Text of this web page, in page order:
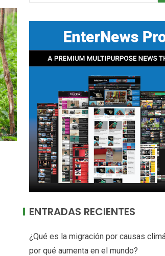
ENTRADAS RECIENTES
¿Qué es la migración por causas
por qué aumenta en el mundo?